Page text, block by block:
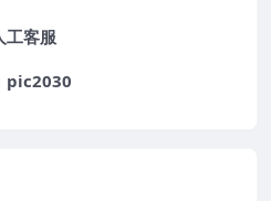
工客服
pic2030